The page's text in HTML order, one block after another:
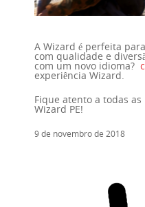
A Wizard é perfeita
com qualidade e
com um novo idioma?
experiência Wizard.
Fique atento a todas
Wizard PE!
9 de novembro de 2018